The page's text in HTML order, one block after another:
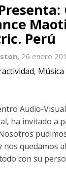
Perú
26 enero
, Música
Audio-
ha invitado a
nos quedamos
con su